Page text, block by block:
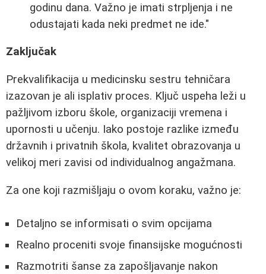
godinu dana. Važno je imati strpljenja i ne
odustajati kada neki predmet ne ide."
Zaključak
Prekvalifikacija u medicinsku sestru tehničara
izazovan je ali isplativ proces. Ključ uspeha leži u
pažljivom izboru škole, organizaciji vremena i
upornosti u učenju. Iako postoje razlike između
državnih i privatnih škola, kvalitet obrazovanja u
velikoj meri zavisi od individualnog angažmana.
Za one koji razmišljaju o ovom koraku, važno je:
Detaljno se informisati o svim opcijama
Realno proceniti svoje finansijske mogućnosti
Razmotriti šanse za zapošljavanje nakon